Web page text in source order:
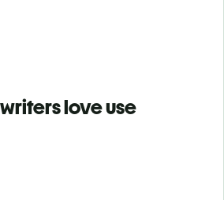
love use